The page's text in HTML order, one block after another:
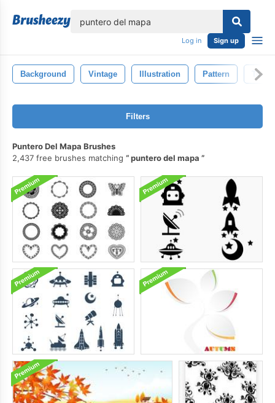
Log in Sign up
Background Vintage Illustration Pattern
Filters
Puntero Del Mapa Brushes
2,437 free brushes matching
puntero del mapa